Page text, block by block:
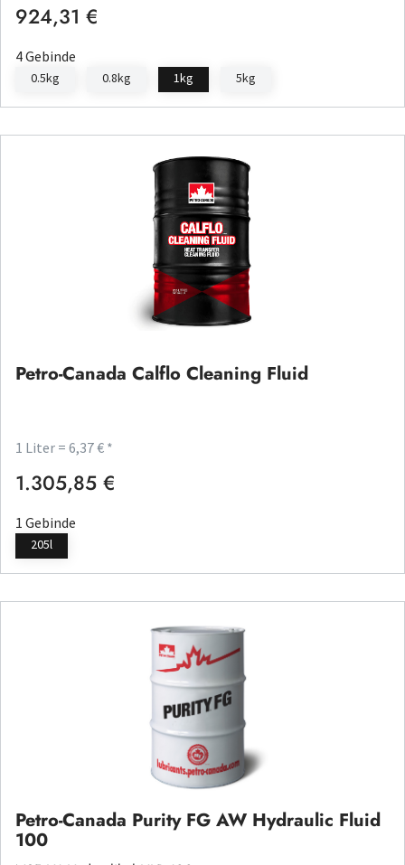
Regulärer Preis:
924,31 €
4 Gebinde
0.5kg 0.8kg 1kg 5kg
Petro-Canada Calflo Cleaning Fluid
1 Liter = 6,37 € *
Regulärer Preis:
1.305,85 €
1 Gebinde
205l
Petro-Canada Purity FG AW Hydraulic Fluid
100